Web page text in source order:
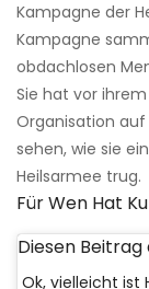
Kampagne der
Kampagne
obdachlosen
Sie hat vor
Organisation auf
sehen, wie sie
Heilsarmee trug.
Für Wen Hat
Diesen
Ok, vielleicht ist